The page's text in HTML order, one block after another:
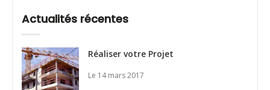
Actualités récentes
Réaliser votre Projet
Le 14 mars 2017